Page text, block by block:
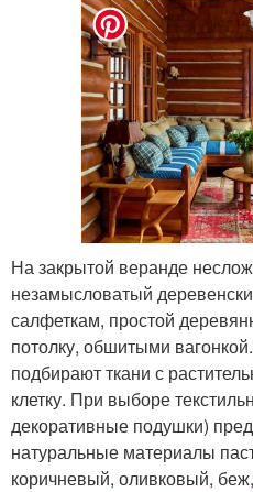
На закрытой веранде
незамысловатый
салфеткам, простой
потолку, обшитыми
подбирают ткани с
клетку. При выборе
декоративные подушки)
натуральные материалы
коричневый, оливковый,